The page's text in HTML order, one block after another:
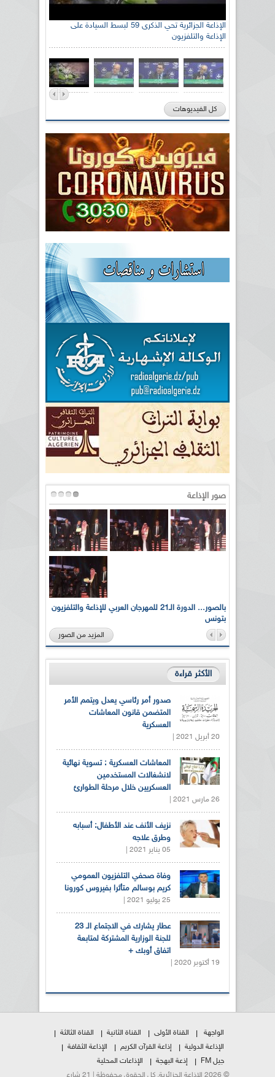
الإذاعة الجزائرية تحي الذكرى 59 لبسط السيادة على
الإذاعة والتلفزيون
كل الفيديوهات
صور الإذاعة
بالصور... الدورة الـ21 للمهرجان العربي للإذاعة والتلفزيون
بتونس
المزيد من الصور
الأكثر قراءة
صدور أمر رئاسي يعدل ويتمم الأمر
المتضمن قانون المعاشات
العسكرية
20 أبريل 2021 |
المعاشات العسكرية : تسوية نهائية
لانشغالات المستخدمين
العسكريين خلال مرحلة الطوارئ
26 مارس 2021 |
نزيف الأنف عند الأطفال: أسبابه
وطرق علاجه
05 يناير 2021 |
وفاة صحفي التلفزيون العمومي
كريم بوسالم متأثرا بفيروس كورونا
25 يوليو 2021 |
عطار يشارك في الاجتماع الـ 23
للجنة الوزارية المشتركة لمتابعة
اتفاق أوبك +
19 أكتوبر 2020 |
الواجهة القناة الأولى القناة الثانية
القناة الثالثة
الإذاعة الدولية
إذاعة القرآن الكريم
الإذاعة الثقافة
جيل FM
إذعة البهجة
الإذاعات المحلية
© 2026 الإذاعة الجزائرية. كل الحقوق محفوظة | 21 شارع